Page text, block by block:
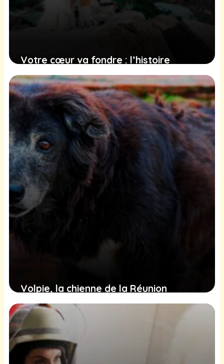
Votre cœur va fondre : l’histoire
touchante d’un chien sauvé après trois
jours dans les Pyrénées
2 février 2025
Volpie, la chienne de la Réunion
trouvée en détresse, cherche une
famille pour recommencer sa vie
1 février 2025